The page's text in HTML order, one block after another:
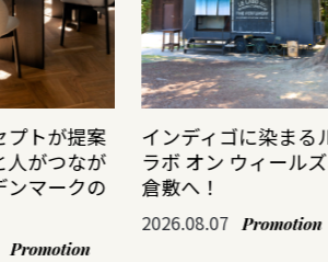
プトが提案
人がつなが
ンマークの
Promotion
インディゴに染まる
ラボ オン ウィールズ
倉敷へ！
2026.08.07 Promotion